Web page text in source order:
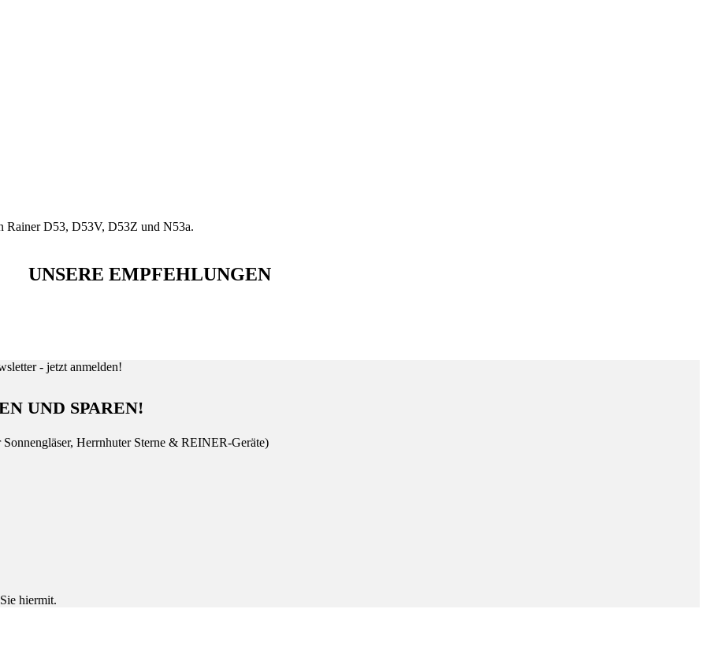
Rainer D53, D53V, D53Z und N53a.
UNSERE EMPFEHLUNGEN
UND SPAREN!
Herrnhuter Sterne & REINER-Geräte)
hiermit.